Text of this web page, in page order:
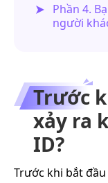
Phần 4.
người
Trước
xảy ra
ID?
Trước khi bắt